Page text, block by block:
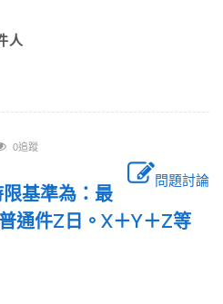
人
0追蹤
問題討論
基準為：最
通件Z日。X＋Y＋Z等